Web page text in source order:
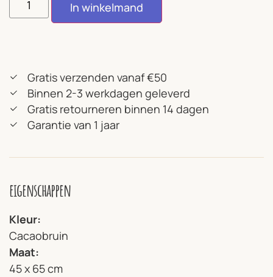
In winkelmand
Gratis verzenden vanaf €50
Binnen 2-3 werkdagen geleverd
Gratis retourneren binnen 14 dagen
Garantie van 1 jaar
eigenschappen
Kleur
Cacaobruin
Maat
45 x 65 cm